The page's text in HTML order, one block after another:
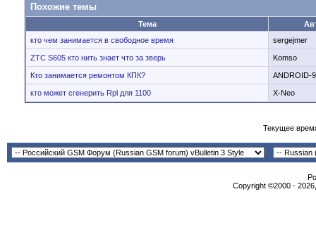
Похожие темы
Тема
кто чем занимается в свободное время
sergejmer
ZTC S605 кто нить знает что за зверь Komso
Кто занимается ремонтом КПК? ANDROID-
кто может сгенерить Rpl для 1100 X-Neo
Текущее
Copyright ©2000 -